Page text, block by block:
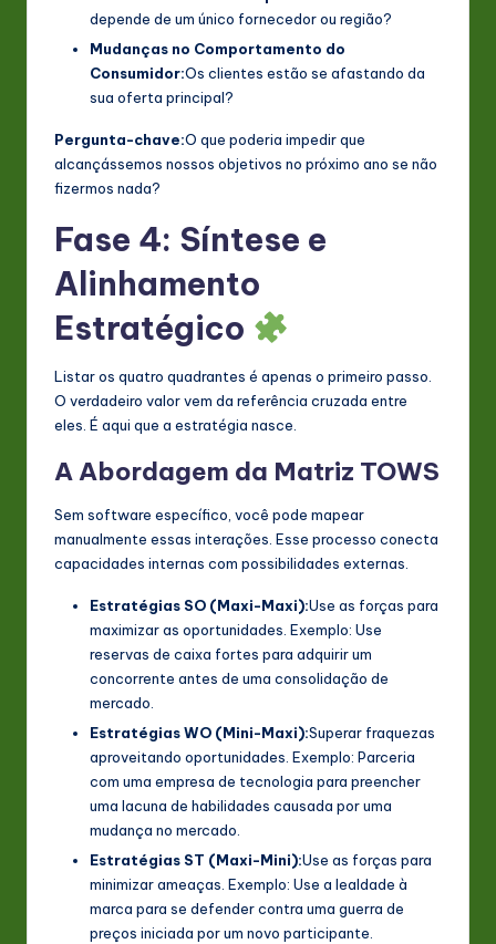
depende de um único fornecedor ou região?
Mudanças no Comportamento do
Consumidor:Os clientes estão se afastando da
sua oferta principal?
Pergunta-chave:O que poderia impedir que
alcançássemos nossos objetivos no próximo ano se não
fizermos nada?
Fase 4: Síntese e
Alinhamento
Estratégico
Listar os quatro quadrantes é apenas o primeiro passo.
O verdadeiro valor vem da referência cruzada entre
eles. É aqui que a estratégia nasce.
A Abordagem da Matriz TOWS
Sem software específico, você pode mapear
manualmente essas interações. Esse processo conecta
capacidades internas com possibilidades externas.
Estratégias SO (Maxi-Maxi):Use as forças para
maximizar as oportunidades. Exemplo: Use
reservas de caixa fortes para adquirir um
concorrente antes de uma consolidação de
mercado.
Estratégias WO (Mini-Maxi):Superar fraquezas
aproveitando oportunidades. Exemplo: Parceria
com uma empresa de tecnologia para preencher
uma lacuna de habilidades causada por uma
mudança no mercado.
Estratégias ST (Maxi-Mini):Use as forças para
minimizar ameaças. Exemplo: Use a lealdade à
marca para se defender contra uma guerra de
preços iniciada por um novo participante.